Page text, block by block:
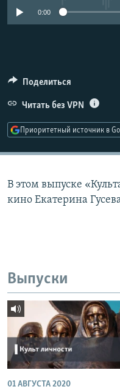
РАСПИСАНИЕ
0:00
Поделиться
Читать без VPN
Приоритетный источник в
В этом выпуске
кино Екатерина
Выпуски
01 АВГУСТА 2020